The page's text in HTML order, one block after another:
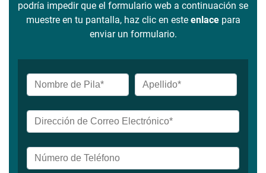
podría impedir que el formulario web a continuación se
muestre en tu pantalla, haz clic en este enlacepara
enviar un formulario.